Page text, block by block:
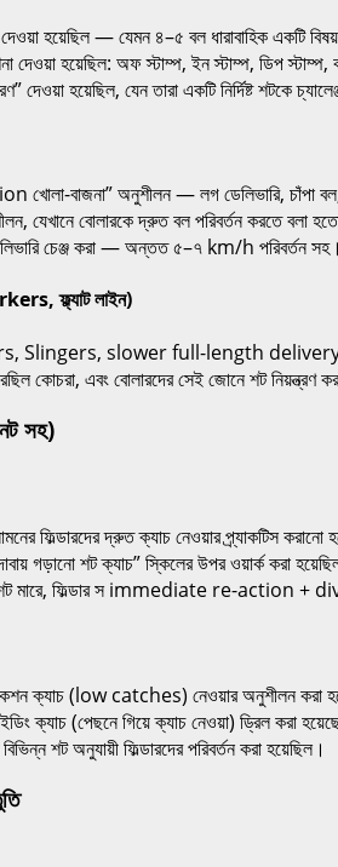
দেওয়া হয়েছিল — যেমন ৪–৫ বল ধারাবাহিক একটি
দেওয়া হয়েছিল: অফ স্টাম্প, ইন স্টাম্প, ডিপ স্টাম্প,
দেওয়া হয়েছিল, যেন তারা একটি নির্দিষ্ট শটকে
খোলা-বাজনা” অনুশীলন — লগ ডেলিভারি, চাঁপা
যেখানে বোলারকে দ্রুত বল পরিবর্তন করতে বলা
চেঞ্জ করা — অন্তত ৫–৭ km/h পরিবর্তন সহ।
ফ্ল্যাট লাইন)
Slingers, slower full-length delivery
কোচরা, এবং বোলারদের সেই জোনে শট নিয়ন্ত্রণ
সহ)
ফিল্ডারদের দ্রুত ক্যাচ নেওয়ার প্র্যাকটিস করানো
গড়ানো শট ক্যাচ” স্কিলের উপর ওয়ার্ক করা
শট মারে, ফিল্ডার স immediate re-action +
ক্যাচ (low catches) নেওয়ার অনুশীলন করা
ক্যাচ (পেছনে গিয়ে ক্যাচ নেওয়া) ড্রিল করা
শট অনুযায়ী ফিল্ডারদের পরিবর্তন করা হয়েছিল।